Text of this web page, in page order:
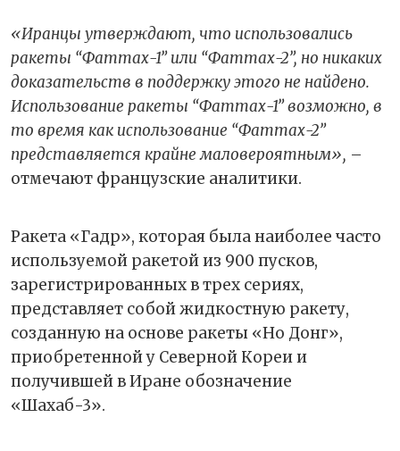
«Иранцы утверждают, что использовались
ракеты “Фаттах-1” или “Фаттах-2”, но никаких
доказательств в поддержку этого не найдено.
Использование ракеты “Фаттах-1” возможно, в
то время как использование “Фаттах-2”
представляется крайне маловероятным», –
отмечают французские аналитики.
Ракета «Гадр», которая была наиболее часто
используемой ракетой из 900 пусков,
зарегистрированных в трех сериях,
представляет собой жидкостную ракету,
созданную на основе ракеты «Но Донг»,
приобретенной у Северной Кореи и
получившей в Иране обозначение
«Шахаб-3».